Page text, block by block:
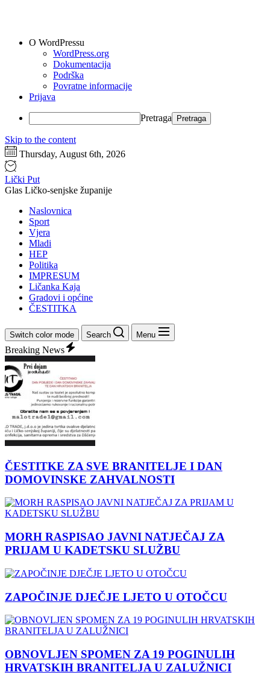
O WordPressu
WordPress.org
Dokumentacija
Podrška
Povratne informacije
Prijava
Pretraga
Skip to the content
Thursday, August 6th, 2026
Lički Put
Glas Ličko-senjske županije
Naslovnica
Sport
Vjera
Mladi
HEP
Politika
IMPRESUM
Ličanka Kaja
Gradovi i općine
ČESTITKA
Switch color mode Search Menu
Breaking News
ČESTITKE ZA SVE BRANITELJE I DAN
DOMOVINSKE ZAHVALNOSTI
MORH RASPISAO JAVNI NATJEČAJ ZA
PRIJAM U KADETSKU SLUŽBU
ZAPOČINJE DJEČJE LJETO U OTOČCU
OBNOVLJEN SPOMEN ZA 19 POGINULIH
HRVATSKIH BRANITELJA U ZALUŽNICI